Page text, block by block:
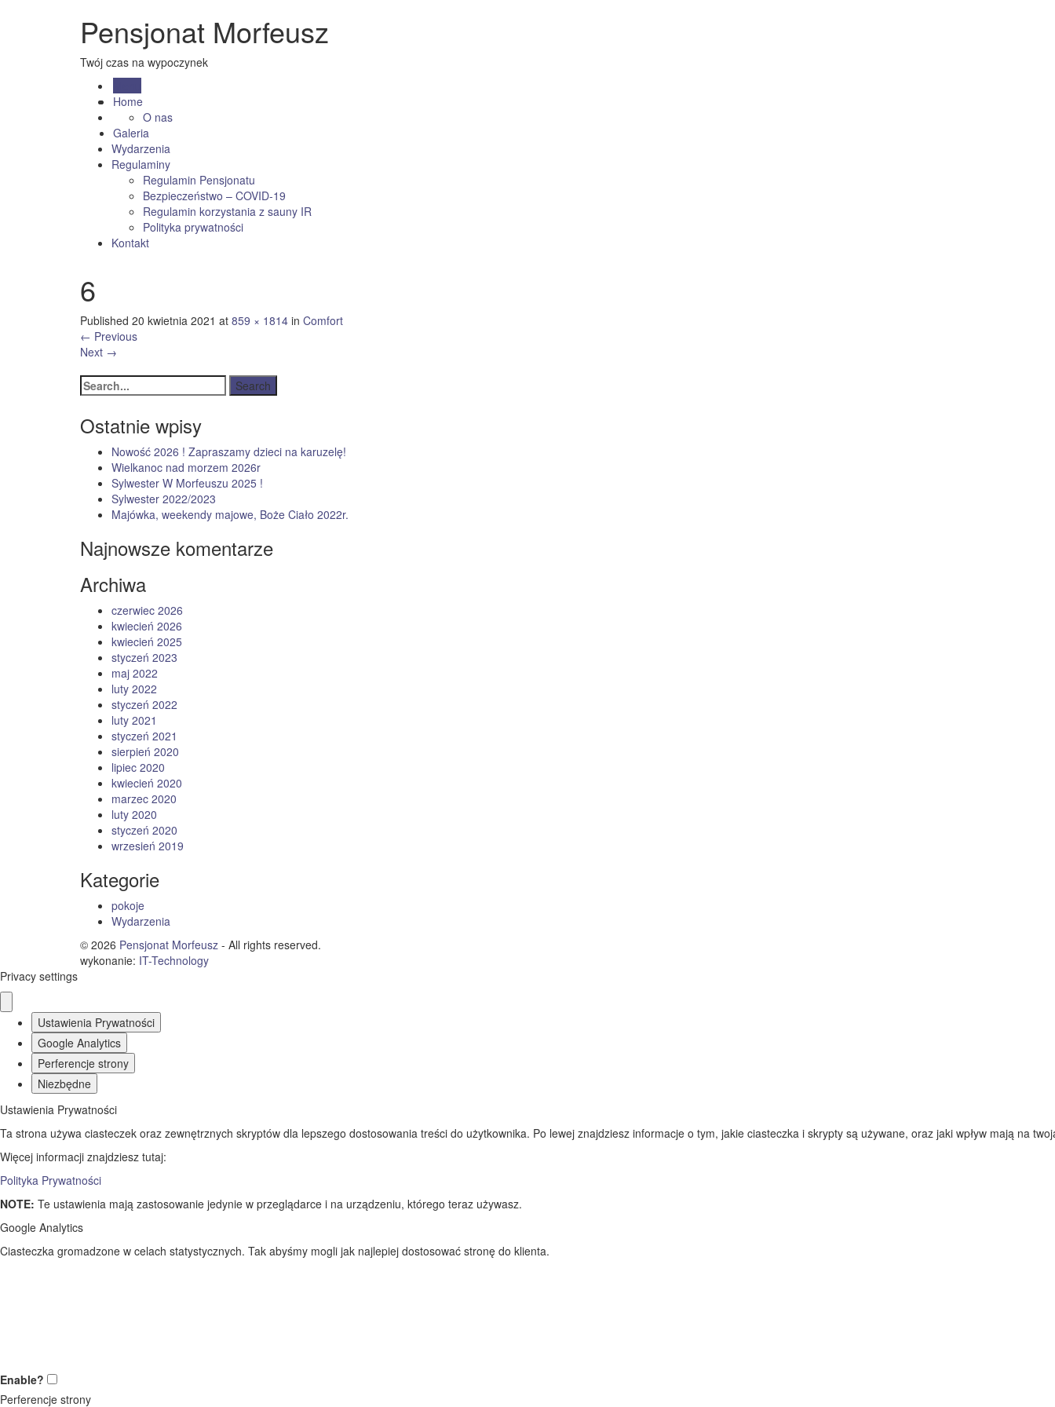
Pensjonat Morfeusz
Twój czas na wypoczynek
Home
O nas
Galeria
Wydarzenia
Regulaminy
Regulamin Pensjonatu
Bezpieczeństwo – COVID-19
Regulamin korzystania z sauny IR
Polityka prywatności
Kontakt
6
Published 20 kwietnia 2021 at 859 × 1814 in Comfort
← Previous
Next →
Ostatnie wpisy
Nowość 2026 ! Zapraszamy dzieci na karuzelę!
Wielkanoc nad morzem 2026r
Sylwester W Morfeuszu 2025 !
Sylwester 2022/2023
Majówka, weekendy majowe, Boże Ciało 2022r.
Najnowsze komentarze
Archiwa
czerwiec 2026
kwiecień 2026
kwiecień 2025
styczeń 2023
maj 2022
luty 2022
styczeń 2022
luty 2021
styczeń 2021
sierpień 2020
lipiec 2020
kwiecień 2020
marzec 2020
luty 2020
styczeń 2020
wrzesień 2019
Kategorie
pokoje
Wydarzenia
© 2026 Pensjonat Morfeusz - All rights reserved.
wykonanie: IT-Technology
Privacy settings
Ustawienia Prywatności
Google Analytics
Perferencje strony
Niezbędne
Ustawienia Prywatności
Ta strona używa ciasteczek oraz zewnętrznych skryptów dla lepszego dostosowania treści do użytkownika. Po lewej znajdziesz informacje o tym, jakie ciasteczka i skrypty są używane, oraz jaki wpływ mają na
Więcej informacji znajdziesz tutaj:
Polityka Prywatności
NOTE: Te ustawienia mają zastosowanie jedynie w przeglądarce i na urządzeniu, którego teraz używasz.
Google Analytics
Ciasteczka gromadzone w celach statystycznych. Tak abyśmy mogli jak najlepiej dostosować stronę do klienta.
Enable?
Perferencje strony